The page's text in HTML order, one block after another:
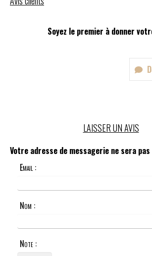
Soyez le premier à donner
LAISSER UN AVIS
Votre adresse de messagerie ne sera pas
Email :
Nom :
Note :